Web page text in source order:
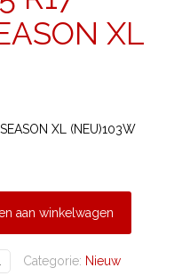
XL
XL (NEU)103W
aan winkelwagen
Categorie: Nieuw